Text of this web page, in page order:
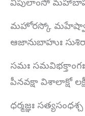
విపులాంసో
మహోరస్కో మహేష్వాసో
ఆజానుబాహుః
సమః సమవిభక్తాంగః
పీనవక్షా విశాలాక్షో
ధర్మజ్ఞః